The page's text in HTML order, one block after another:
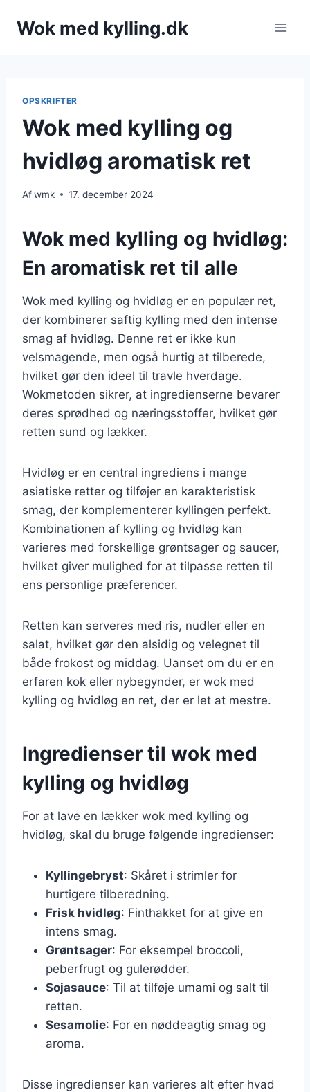
Wok med kylling.dk
OPSKRIFTER
Wok med kylling og
hvidløg aromatisk ret
Afwmk 17. december 2024
Wok med kylling og hvidløg:
En aromatisk ret til alle
Wok med kylling og hvidløg er en populær ret,
der kombinerer saftig kylling med den intense
smag af hvidløg. Denne ret er ikke kun
velsmagende, men også hurtig at tilberede,
hvilket gør den ideel til travle hverdage.
Wokmetoden sikrer, at ingredienserne bevarer
deres sprødhed og næringsstoffer, hvilket gør
retten sund og lækker.
Hvidløg er en central ingrediens i mange
asiatiske retter og tilføjer en karakteristisk
smag, der komplementerer kyllingen perfekt.
Kombinationen af kylling og hvidløg kan
varieres med forskellige grøntsager og saucer,
hvilket giver mulighed for at tilpasse retten til
ens personlige præferencer.
Retten kan serveres med ris, nudler eller en
salat, hvilket gør den alsidig og velegnet til
både frokost og middag. Uanset om du er en
erfaren kok eller nybegynder, er wok med
kylling og hvidløg en ret, der er let at mestre.
Ingredienser til wok med
kylling og hvidløg
For at lave en lækker wok med kylling og
hvidløg, skal du bruge følgende ingredienser:
Kyllingebryst: Skåret i strimler for
hurtigere tilberedning.
Frisk hvidløg: Finthakket for at give en
intens smag.
Grøntsager: For eksempel broccoli,
peberfrugt og gulerødder.
Sojasauce: Til at tilføje umami og salt til
retten.
Sesamolie: For en nøddeagtig smag og
aroma.
Disse ingredienser kan varieres alt efter hvad